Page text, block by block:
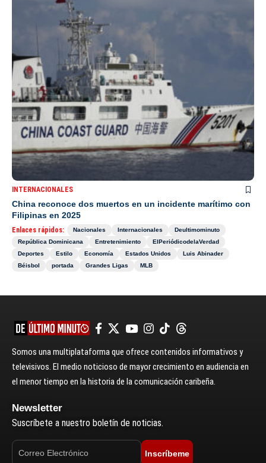
INTERNACIONALES
China reconoce dos muertos en un incidente marítimo con
Filipinas en 2025
Enlaces rápidos: Nacionales Internacionales
Deultimominuto
República Dominicana
Entretenimiento
ElPeriódicodelaVerdad
Deportes
Estilo Economía Estados Unidos
Luis Abinader
Béisbol
portada Grandes Ligas MLB
Somos una multiplataforma que ofrece contenidos informativos y
televisivos. El medio noticioso de mayor crecimiento en audiencia en
el menor tiempo en la historia de la comunicación caribeña.
Newsletter
Suscríbete a nuestro boletín de noticias.
Inscríbeme